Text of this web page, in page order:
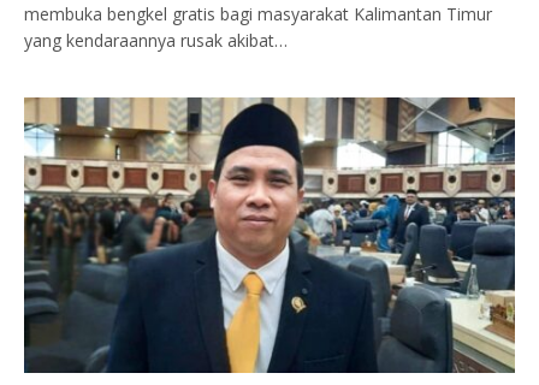
membuka bengkel gratis bagi masyarakat Kalimantan Timur
yang kendaraannya rusak akibat…